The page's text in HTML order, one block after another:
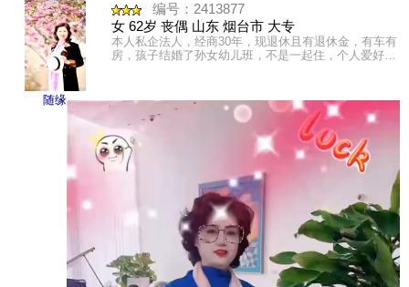
随缘
编号：2413877
女 62岁 丧偶 山东 烟台市 大专
本人私企法人，经商30年，现退休且有退休金，有车有
房，孩子结婚了孙女幼儿班，不是一起住，个人爱好旅